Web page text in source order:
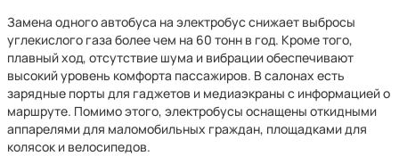
Замена одного автобуса на электробус снижает выбросы
углекислого газа более чем на 60 тонн в год. Кроме того,
плавный ход, отсутствие шума и вибрации обеспечивают
высокий уровень комфорта пассажиров. В салонах есть
зарядные порты для гаджетов и медиаэкраны с информацией о
маршруте. Помимо этого, электробусы оснащены откидными
аппарелями для маломобильных граждан, площадками для
колясок и велосипедов.